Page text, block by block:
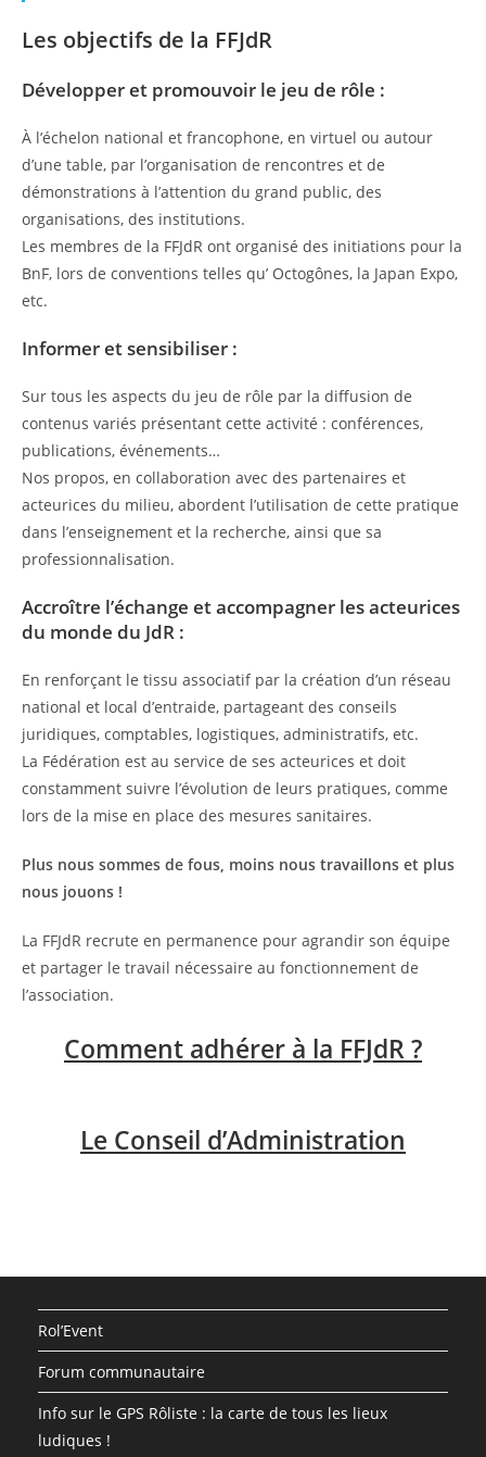
Les objectifs de la FFJdR
Développer et promouvoir le jeu de rôle :
À l’échelon national et francophone, en virtuel ou autour
d’une table, par l’organisation de rencontres et de
démonstrations à l’attention du grand public, des
organisations, des institutions.
Les membres de la FFJdR ont organisé des initiations pour la
BnF, lors de conventions telles qu’ Octogônes, la Japan Expo,
etc.
Informer et sensibiliser :
Sur tous les aspects du jeu de rôle par la diffusion de
contenus variés présentant cette activité : conférences,
publications, événements…
Nos propos, en collaboration avec des partenaires et
acteurices du milieu, abordent l’utilisation de cette pratique
dans l’enseignement et la recherche, ainsi que sa
professionnalisation.
Accroître l’échange et accompagner les acteurices
du monde du JdR :
En renforçant le tissu associatif par la création d’un réseau
national et local d’entraide, partageant des conseils
juridiques, comptables, logistiques, administratifs, etc.
La Fédération est au service de ses acteurices et doit
constamment suivre l’évolution de leurs pratiques, comme
lors de la mise en place des mesures sanitaires.
Plus nous sommes de fous, moins nous travaillons et plus
nous jouons !
La FFJdR recrute en permanence pour agrandir son équipe
et partager le travail nécessaire au fonctionnement de
l’association.
Comment adhérer à la FFJdR ?
Le Conseil d’Administration
Rol’Event
Forum communautaire
Info sur le GPS Rôliste : la carte de tous les lieux
ludiques !